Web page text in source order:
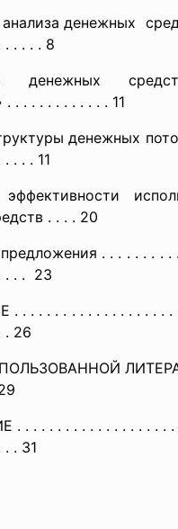
анализа денежных
. . . . . 8
денежных
. . . . . . . . . . . . 11
денежных
. . . 11
. . . . 20
. . . . . . . . .
. . . 23
. . . . . . . . . . . . . . . . . . .
. 26
. . . . . . . . . . . . . . . . . . .
. . 31